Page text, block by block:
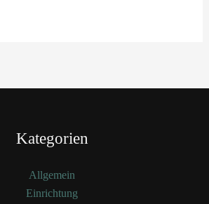
Kategorien
Allgemein
Einrichtung